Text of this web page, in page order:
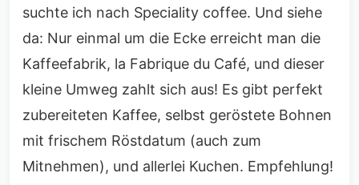
suchte ich nach Speciality coffee. Und siehe
da: Nur einmal um die Ecke erreicht man die
Kaffeefabrik, la Fabrique du Café, und dieser
kleine Umweg zahlt sich aus! Es gibt perfekt
zubereiteten Kaffee, selbst geröstete Bohnen
mit frischem Röstdatum (auch zum
Mitnehmen), und allerlei Kuchen. Empfehlung!